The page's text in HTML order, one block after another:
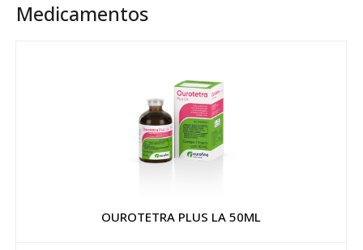
Medicamentos
OUROTETRA PLUS LA 50ML